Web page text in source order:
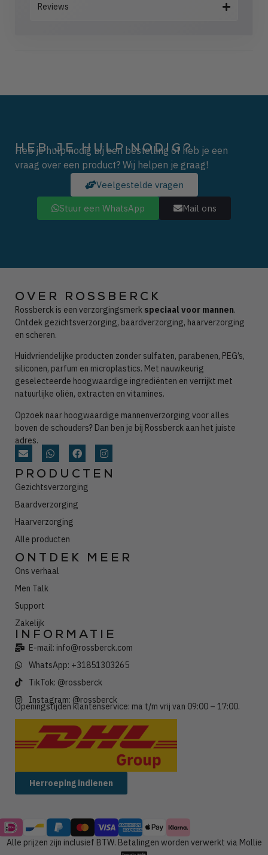
Reviews
HEB JE HULP NODIG?
Heb je hulp nodig bij een bestelling of heb je een
vraag over een product? Wij helpen je graag!
Veelgestelde vragen
Stuur een WhatsApp Mail ons
OVER ROSSBERCK
Rossberck is een verzorgingsmerk speciaal voor mannen.
Ontdek gezichtsverzorging, baardverzorging, haarverzorging
en scheren.
Huidvriendelijke producten zonder sulfaten, parabenen, PEG’s,
siliconen, parfum en microplastics. Met nauwkeurig
geselecteerde hoogwaardige ingrediënten en verrijkt met
natuurlijke oliën, extracten en vitamines.
Opzoek naar hoogwaardige mannenverzorging voor alles
boven de schouders? Dan ben je bij Rossberck aan het juiste
adres.
PRODUCTEN
Gezichtsverzorging
Baardverzorging
Haarverzorging
Alle producten
ONTDEK MEER
Ons verhaal
Men Talk
Support
Zakelijk
INFORMATIE
E-mail: info@rossberck.com
WhatsApp: +31851303265
TikTok: @rossberck
Instagram: @rossberck
Openingstijden klantenservice: ma t/m vrij van 09:00 – 17:00.
Wij verzenden met:
Herroeping indienen
Alle prijzen zijn inclusief BTW. Betalingen worden verwerkt via Mollie